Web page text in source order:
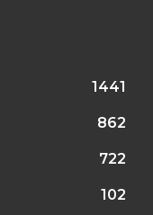
1441
862
722
102